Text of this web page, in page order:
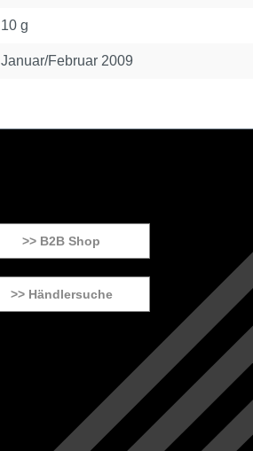
10 g
Januar/Februar 2009
>> B2B Shop
>> Händlersuche